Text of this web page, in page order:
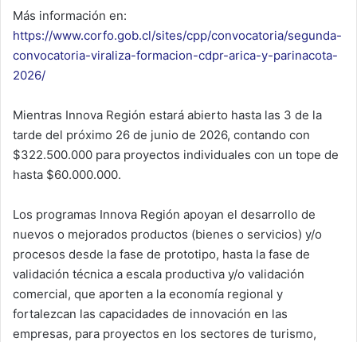
Más información en:
https://www.corfo.gob.cl/sites/cpp/convocatoria/segunda-
convocatoria-viraliza-formacion-cdpr-arica-y-parinacota-
2026/
Mientras Innova Región estará abierto hasta las 3 de la
tarde del próximo 26 de junio de 2026, contando con
$322.500.000 para proyectos individuales con un tope de
hasta $60.000.000.
Los programas Innova Región apoyan el desarrollo de
nuevos o mejorados productos (bienes o servicios) y/o
procesos desde la fase de prototipo, hasta la fase de
validación técnica a escala productiva y/o validación
comercial, que aporten a la economía regional y
fortalezcan las capacidades de innovación en las
empresas, para proyectos en los sectores de turismo,